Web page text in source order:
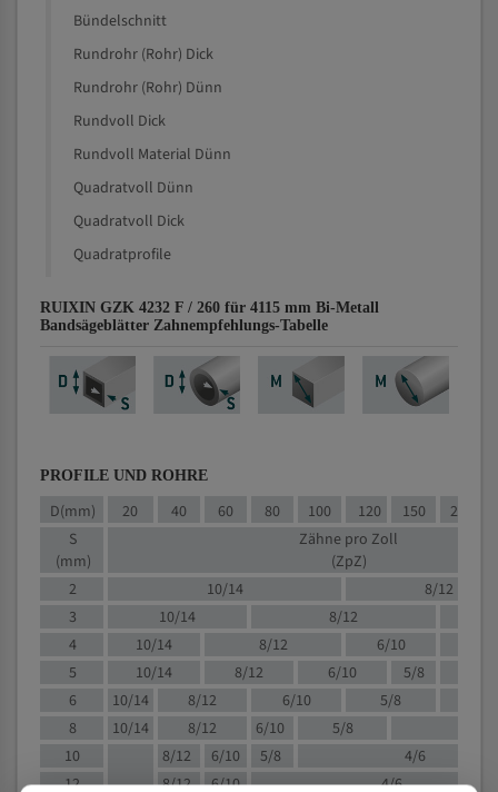
Bündelschnitt
Rundrohr (Rohr) Dick
Rundrohr (Rohr) Dünn
Rundvoll Dick
Rundvoll Material Dünn
Quadratvoll Dünn
Quadratvoll Dick
Quadratprofile
RUIXIN GZK 4232 F / 260 für 4115 mm Bi-Metall
Bandsägeblätter Zahnempfehlungs-Tabelle
PROFILE UND ROHRE
D(mm) 20 40 60 80 100 120 150 200
S
(mm)
Zähne pro Zoll
(ZpZ)
2
10/14
8/12
3
10/14 8/12
4
10/14 8/12 6/10
5
10/14 8/12 6/10
5/8
6
10/14 8/12 6/10
5/8
8
10/14 8/12 6/10 5/8
10
8/12 6/10 5/8
4/6
12
8/12 6/10
4/6